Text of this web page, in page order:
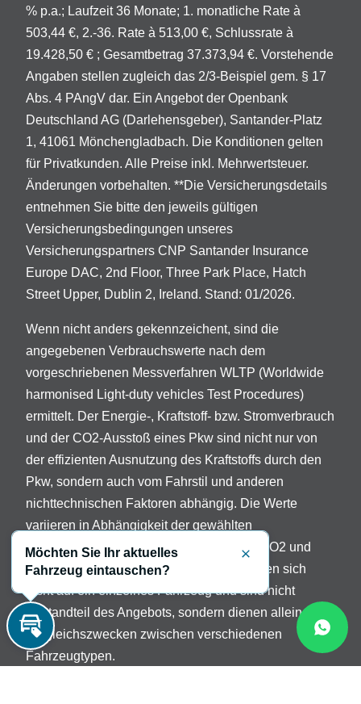
% p.a.; Laufzeit 36 Monate; 1. monatliche Rate à
503,44 €, 2.-36. Rate à 513,00 €, Schlussrate à
19.428,50 € ; Gesamtbetrag 37.373,94 €. Vorstehende
Angaben stellen zugleich das 2/3-Beispiel gem. § 17
Abs. 4 PAngV dar. Ein Angebot der Openbank
Deutschland AG (Darlehensgeber), Santander-Platz
1, 41061 Mönchengladbach. Die Konditionen gelten
für Privatkunden. Alle Preise inkl. Mehrwertsteuer.
Änderungen vorbehalten. **Die Versicherungsdetails
entnehmen Sie bitte den jeweils gültigen
Versicherungsbedingungen unseres
Versicherungspartners CNP Santander Insurance
Europe DAC, 2nd Floor, Three Park Place, Hatch
Street Upper, Dublin 2, Ireland. Stand: 01/2026.
Wenn nicht anders gekennzeichent, sind die
angegebenen Verbrauchswerte nach dem
vorgeschriebenen Messverfahren WLTP (Worldwide
harmonised Light-duty vehicles Test Procedures)
ermittelt. Der Energie-, Kraftstoff- bzw. Stromverbrauch
und der CO2-Ausstoß eines Pkw sind nicht nur von
der effizienten Ausnutzung des Kraftstoffs durch den
Pkw, sondern auch vom Fahrstil und anderen
nichttechnischen Faktoren abhängig. Die Werte
variieren in Abhängigkeit der gewählten
Sonderausstattungen. Beschreibung der CO2 und
Verbrauchsangaben: Die Angaben beziehen sich
nicht auf ein einzelnes Fahrzeug und sind nicht
Bestandteil des Angebots, sondern dienen allein
Vergleichszwecken zwischen verschiedenen
Fahrzeugtypen.
Inzahlungnahme
Möchten Sie Ihr aktuelles
Fahrzeug eintauschen?
Schließen